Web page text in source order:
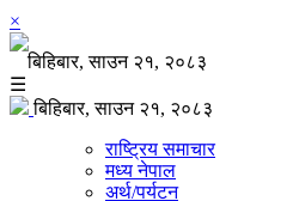
×
बिहिबार, साउन २१, २०८३
☰
बिहिबार, साउन २१, २०८३
राष्ट्रिय समाचार
मध्य नेपाल
अर्थ/पर्यटन